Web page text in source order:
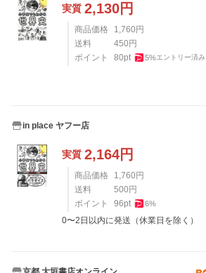
実質 2,130円
商品価格 1,760 円
送料
450 円
ポイント
80pt 5%エントリー済み
in place ヤフー店
実質 2,164円
商品価格 1,760 円
送料
500 円
ポイント
96pt 6%
0〜2日以内に発送（休業日を除く）